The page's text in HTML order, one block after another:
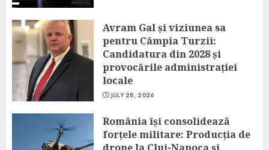
Avram Gal și viziunea sa
pentru Câmpia Turzii:
Candidatura din 2028 și
provocările administrației
locale
JULY 28, 2026
România își consolidează
forțele militare: Producția de